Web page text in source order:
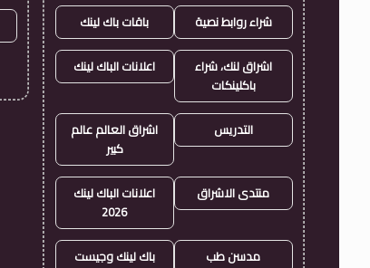
شراء روابط نصية باقات باك لينك
اشراق لنك، شراء
باكلينكات
اعلانات الباك لينك
التدريس
اشراق العالم عالم
كبير
منتدى الاشراق
اعلانات الباك لينك
2026
مدسن طب
باك لينك وجيست